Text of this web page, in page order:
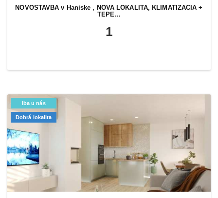
NOVOSTAVBA v Haniske , NOVA LOKALITA, KLIMATIZACIA +
TEPE...
1
Iba u nás
Dobrá lokalita